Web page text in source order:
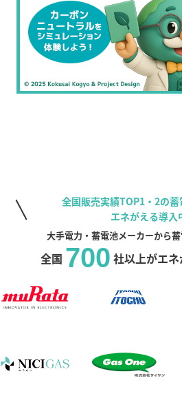
全国販売実績TOP1・2の
エネがえる導入
大手電力・蓄電池メーカーから
全国 700 社以上がエ